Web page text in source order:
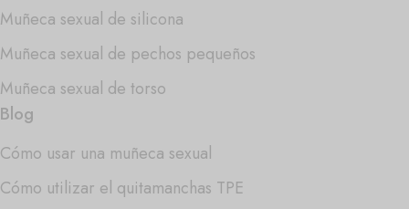
Muñeca sexual de silicona
Muñeca sexual de pechos pequeños
Muñeca sexual de torso
Blog
Cómo usar una muñeca sexual
Cómo utilizar el quitamanchas TPE